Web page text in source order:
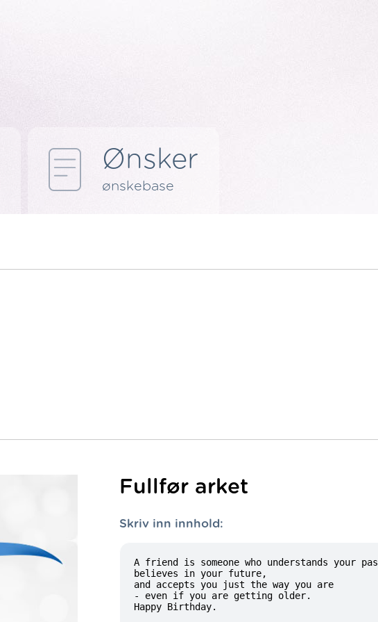
Ønsker
ønskebase
Fullfør arket
Skriv inn innhold: